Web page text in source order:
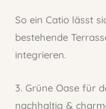
So ein Catio lässt
bestehende
integrieren.
3. Grüne Oase für
nachhaltig &